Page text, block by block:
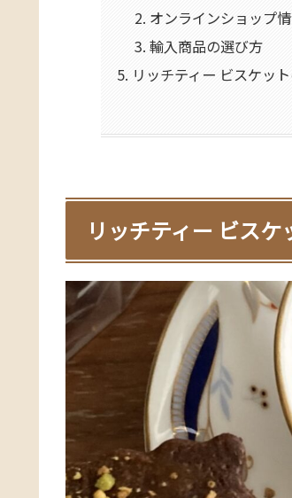
オンラインショップ
輸入商品の選び方
リッチティー ビスケッ
リッチティー ビス